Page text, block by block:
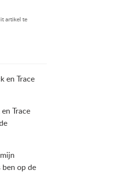
artikel te
en Trace
Trace
op de